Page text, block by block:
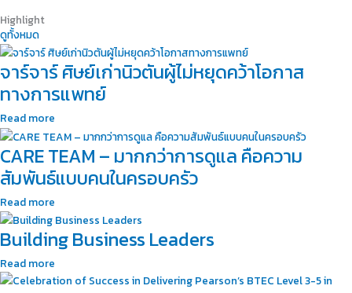
Highlight
ดูทั้งหมด
จาร์จาร์ ศิษย์เก่านิวตันผู้ไม่หยุดคว้าโอกาส
ทางการแพทย์
Read more
CARE TEAM – มากกว่าการดูแล คือความ
สัมพันธ์แบบคนในครอบครัว
Read more
Building Business Leaders
Read more